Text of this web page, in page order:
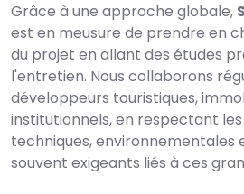
Grâce à une approche globale,
est en meusure de prendre en
du projet en allant des études
l'entretien. Nous collaborons
développeurs touristiques,
institutionnels, en respectant
techniques, environnementales
souvent exigeants liés à ces